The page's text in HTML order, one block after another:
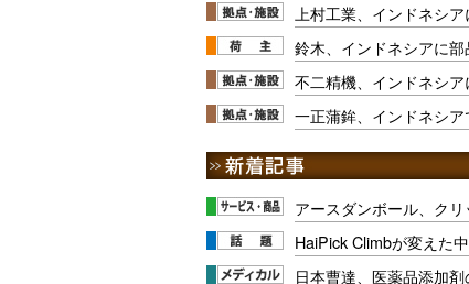
上村工業、インドネシ
鈴木、インドネシアに
不二精機、インドネシ
一正蒲鉾、インドネシ
アースダンボール、ク
HaiPick Climbが変えた
日本曹達、医薬品添加